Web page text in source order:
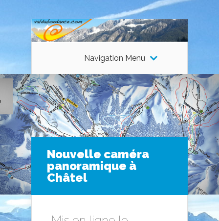
Navigation Menu
Nouvelle caméra
panoramique à
Châtel